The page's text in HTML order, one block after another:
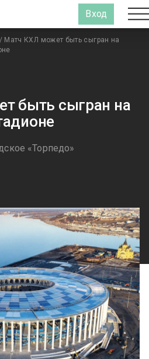
Вход
/ Матч КХЛ может быть сыгран на
быть сыгран на
«Торпедо»